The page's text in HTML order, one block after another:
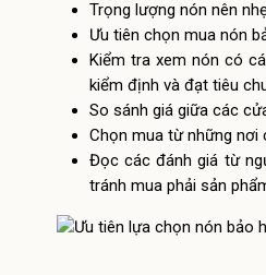
Trọng lượng nón nên
Ưu tiên chọn mua nón
Kiểm tra xem nón có
kiểm định và đạt tiêu
So sánh giá giữa các
Chọn mua từ những nơi
Đọc các đánh giá từ
tránh mua phải sản